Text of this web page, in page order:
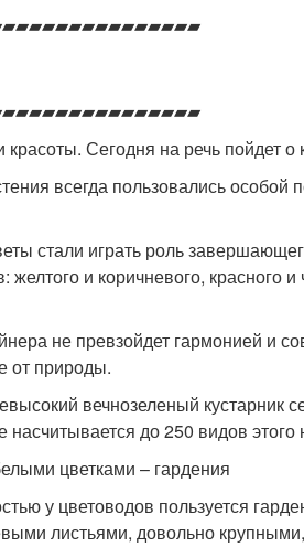
красоты. Сегодня на речь
всегда пользовались
стали играть роль
желтого и коричневого,
не превзойдет гармонией и
от природы.
вечнозеленый
до 250 видов
цветками – гардения
у цветоводов пользуется
листьями, довольно